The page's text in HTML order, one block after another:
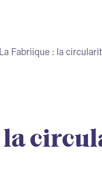
La Fabriique : la